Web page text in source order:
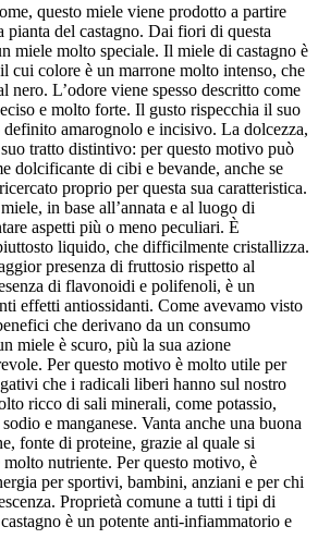
questo miele viene prodotto a partire
pianta del castagno. Dai fiori di questa
miele molto speciale. Il miele di castagno è
cui colore è un marrone molto intenso, che
nero. L’odore viene spesso descritto come
e molto forte. Il gusto rispecchia il suo
definito amarognolo e incisivo. La dolcezza,
tratto distintivo: per questo motivo può
dolcificante di cibi e bevande, anche se
proprio per questa sua caratteristica.
in base all’annata e al luogo di
aspetti più o meno peculiari. È
liquido, che difficilmente cristallizza.
presenza di fruttosio rispetto al
di flavonoidi e polifenoli, è un
effetti antiossidanti. Come avevamo visto
che derivano da un consumo
miele è scuro, più la sua azione
Per questo motivo è molto utile per
che i radicali liberi hanno sul nostro
ricco di sali minerali, come potassio,
e manganese. Vanta anche una buona
fonte di proteine, grazie al quale si
nutriente. Per questo motivo, è
per sportivi, bambini, anziani e per chi
Proprietà comune a tutti i tipi di
è un potente anti-infiammatorio e